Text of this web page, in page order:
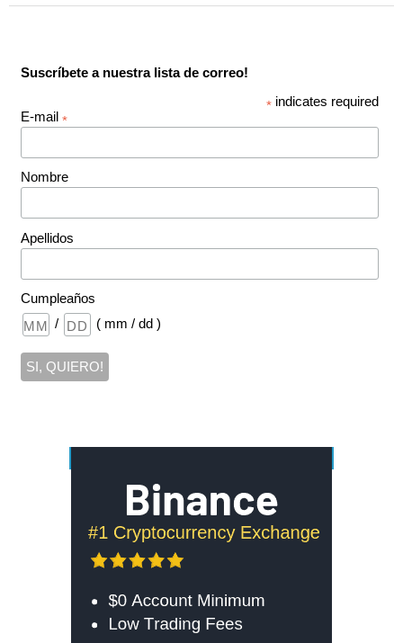
Suscríbete a nuestra lista de correo!
* indicates required
E-mail *
Nombre
Apellidos
Cumpleaños
/
( mm / dd )